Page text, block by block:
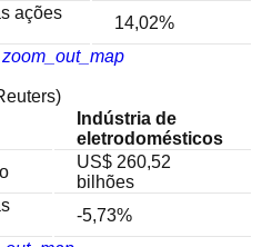
ações
14,02%
zoom_out_map
Indústria de
eletrodomésticos
US$ 260,52
bilhões
-5,73%